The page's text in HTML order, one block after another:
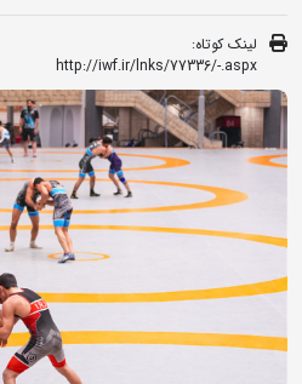
لینک کوتاه:
http://iwf.ir/lnks/77336/-.aspx